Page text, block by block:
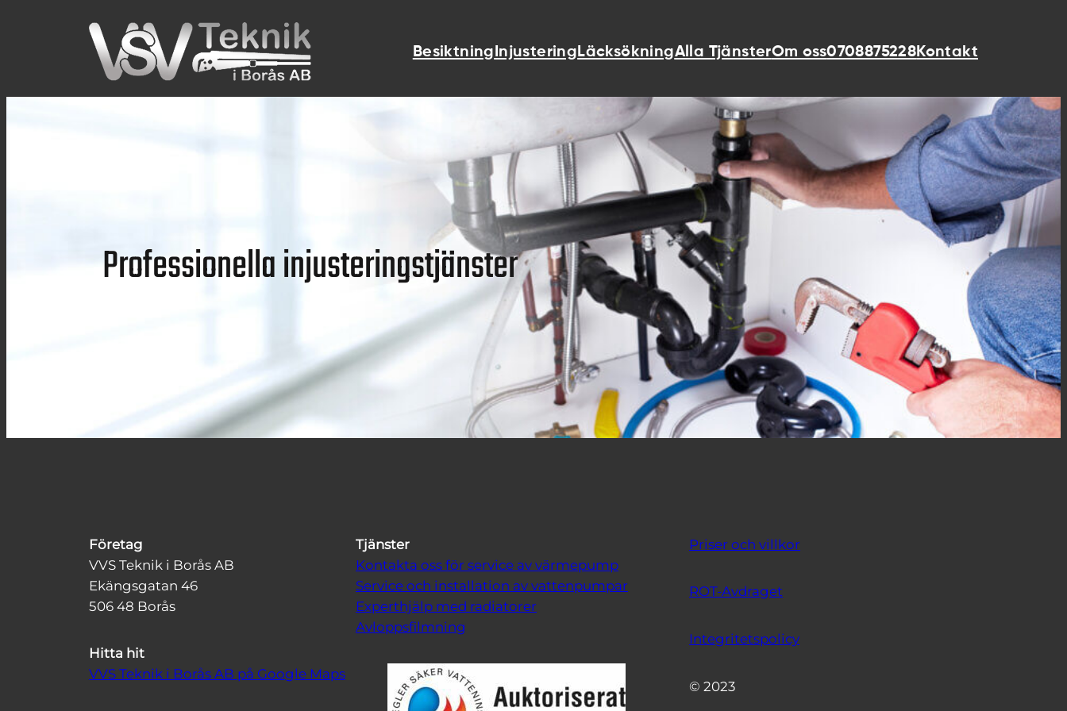
Besiktning Injustering LäcksökningAlla TjänsterOm oss0708875228Kontakt
Professionella injusteringstjänster
Företag
VVS Teknik i Borås AB
Ekängsgatan 46
506 48 Borås
Hitta hit
VVS Teknik i Borås AB på Google Maps
Tjänster
Kontakta oss för service av värmepump
Service och installation av vattenpumpar
Experthjälp med radiatorer
Avloppsfilmning
Priser och villkor
ROT-Avdraget
Integritetspolicy
© 2023